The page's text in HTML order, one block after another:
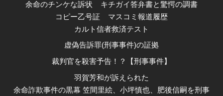
余命のチンケな訴状
キチガイ答弁書と驚愕の調書
コピー乙号証
マスコミ報道履歴
カルト信者救済テスト
虚偽告訴罪(刑事事件)の証拠
裁判官を殺害予告！？【刑事事件】
羽賀芳和が訴えられた
余命詐欺事件の黒幕 笠間里絵、小坪慎也、肥後信嗣を刑事